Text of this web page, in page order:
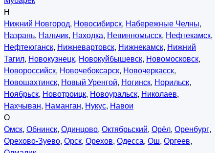
Н
Нижний Новгород, Новосибирск, Набережные Челны,
Назрань, Нальчик, Находка, Невинномысск, Нефтекамск,
Нефтеюганск, Нижневартовск, Нижнекамск, Нижний
Тагил, Новокузнецк, Новокуйбышевск, Новомосковск,
Новороссийск, Новочебоксарск, Новочеркасск,
Новошахтинск, Новый Уренгой, Ногинск, Норильск,
Ноябрьск, Новотроицк, Новоуральск, Николаев,
Нахчыван, Наманган, Нукус, Навои
О
Омск, Обнинск, Одинцово, Октябрьский, Орёл, Оренбург,
Орехово-Зуево, Орск, Орехов, Одесса, Ош, Оргеев,